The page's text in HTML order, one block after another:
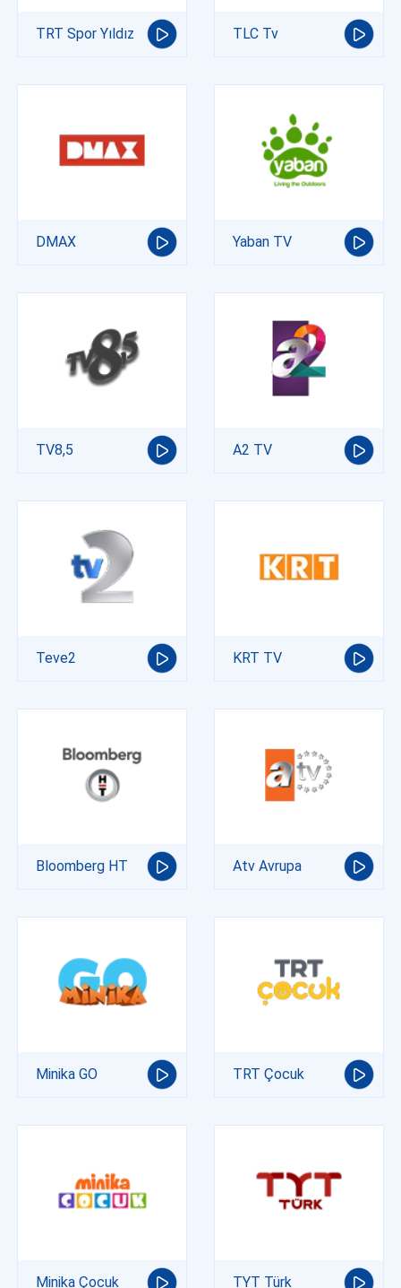
TRT Spor Yıldız TLC Tv
DMAX Yaban TV
TV8,5 A2 TV
Teve2 KRT TV
Bloomberg HT Atv Avrupa
Minika GO TRT Çocuk
Minika Çocuk TYT Türk